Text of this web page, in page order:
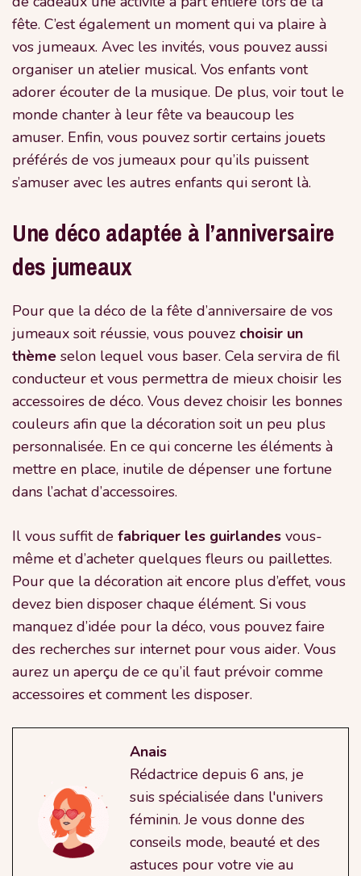
fête. C’est également un moment qui va plaire à
vos jumeaux. Avec les invités, vous pouvez aussi
organiser un atelier musical. Vos enfants vont
adorer écouter de la musique. De plus, voir tout le
monde chanter à leur fête va beaucoup les
amuser. Enfin, vous pouvez sortir certains jouets
préférés de vos jumeaux pour qu’ils puissent
s’amuser avec les autres enfants qui seront là.
Une déco adaptée à l’anniversaire
des jumeaux
Pour que la déco de la fête d’anniversaire de vos
jumeaux soit réussie, vous pouvez choisir un
thème selon lequel vous baser. Cela servira de fil
conducteur et vous permettra de mieux choisir les
accessoires de déco. Vous devez choisir les bonnes
couleurs afin que la décoration soit un peu plus
personnalisée. En ce qui concerne les éléments à
mettre en place, inutile de dépenser une fortune
dans l’achat d’accessoires.
Il vous suffit de fabriquer les guirlandes vous-
même et d’acheter quelques fleurs ou paillettes.
Pour que la décoration ait encore plus d’effet, vous
devez bien disposer chaque élément. Si vous
manquez d’idée pour la déco, vous pouvez faire
des recherches sur internet pour vous aider. Vous
aurez un aperçu de ce qu’il faut prévoir comme
accessoires et comment les disposer.
Anais
Rédactrice depuis 6 ans, je
suis spécialisée dans l'univers
féminin. Je vous donne des
conseils mode, beauté et des
astuces pour votre vie au